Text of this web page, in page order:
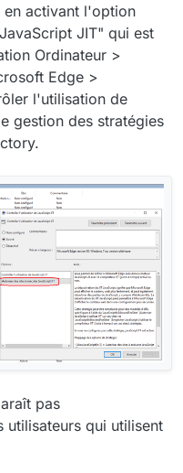
en activant l'option
JIT" qui est
Ordinateur >
Edge >
l'utilisation de
gestion des stratégies
pas
utilisateurs qui utilisent